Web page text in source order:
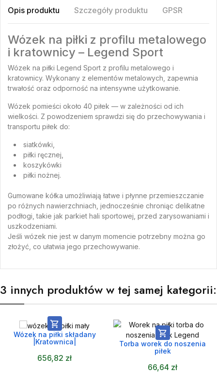
Opis produktu Szczegóły produktu GPSR
Wózek na piłki z profilu metalowego
i kratownicy – Legend Sport
Wózek na piłki Legend Sport z profilu metalowego i
kratownicy. Wykonany z elementów metalowych, zapewnia
trwałość oraz odporność na intensywne użytkowanie.
Wózek pomieści około 40 piłek — w zależności od ich
wielkości. Z powodzeniem sprawdzi się do przechowywania i
transportu piłek do:
siatkówki,
piłki ręcznej,
koszykówki
piłki nożnej.
Gumowane kółka umożliwiają łatwe i płynne przemieszczanie
po różnych nawierzchniach, jednocześnie chroniąc delikatne
podłogi, takie jak parkiet hali sportowej, przed zarysowaniami i
uszkodzeniami.
Jeśli wózek nie jest w danym momencie potrzebny można go
złożyć, co ułatwia jego przechowywanie.
3 innych produktów w tej samej kategorii:

Wózek na piłki składany
|Kratownica|
656,82 zł

Torba worek do noszenia
piłek
66,64 zł